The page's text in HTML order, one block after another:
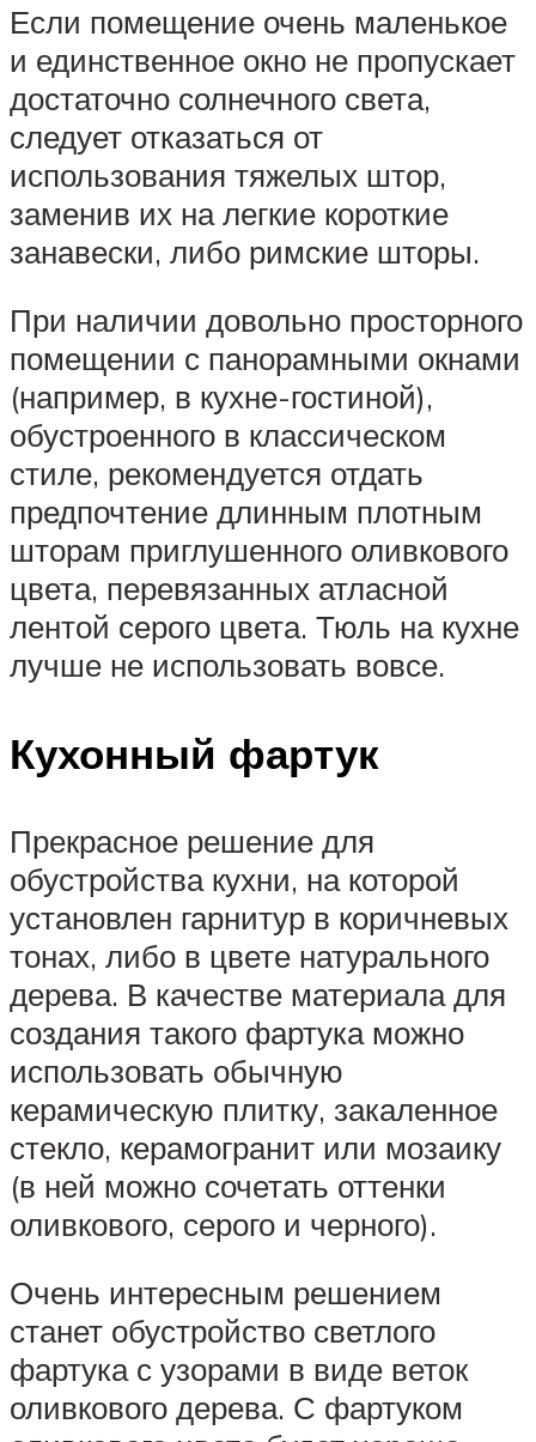
Если помещение очень маленькое
и единственное окно не пропускает
достаточно солнечного света,
следует отказаться от
использования тяжелых штор,
заменив их на легкие короткие
занавески, либо римские шторы.
При наличии довольно просторного
помещении с панорамными окнами
(например, в кухне-гостиной),
обустроенного в классическом
стиле, рекомендуется отдать
предпочтение длинным плотным
шторам приглушенного оливкового
цвета, перевязанных атласной
лентой серого цвета. Тюль на кухне
лучше не использовать вовсе.
Кухонный фартук
Прекрасное решение для
обустройства кухни, на которой
установлен гарнитур в коричневых
тонах, либо в цвете натурального
дерева. В качестве материала для
создания такого фартука можно
использовать обычную
керамическую плитку, закаленное
стекло, керамогранит или мозаику
(в ней можно сочетать оттенки
оливкового, серого и черного).
Очень интересным решением
станет обустройство светлого
фартука с узорами в виде веток
оливкового дерева. С фартуком